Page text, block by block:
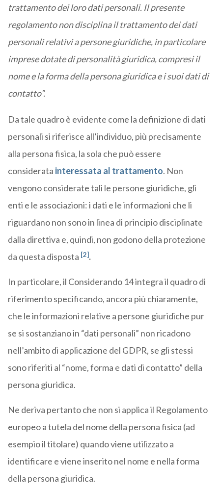
trattamento dei loro dati personali. Il presente
regolamento non disciplina il trattamento dei dati
personali relativi a persone giuridiche, in particolare
imprese dotate di personalità giuridica, compresi il
nome e la forma della persona giuridica e i suoi dati di
contatto”.
Da tale quadro è evidente come la definizione di dati
personali si riferisce all’individuo, più precisamente
alla persona fisica, la sola che può essere
considerata interessata al trattamento. Non
vengono considerate tali le persone giuridiche, gli
enti e le associazioni: i dati e le informazioni che li
riguardano non sono in linea di principio disciplinate
dalla direttiva e, quindi, non godono della protezione
da questa disposta [2].
In particolare, il Considerando 14 integra il quadro di
riferimento specificando, ancora più chiaramente,
che le informazioni relative a persone giuridiche pur
se si sostanziano in “dati personali” non ricadono
nell’ambito di applicazione del GDPR, se gli stessi
sono riferiti al “nome, forma e dati di contatto” della
persona giuridica.
Ne deriva pertanto che non si applica il Regolamento
europeo a tutela del nome della persona fisica (ad
esempio il titolare) quando viene utilizzato a
identificare e viene inserito nel nome e nella forma
della persona giuridica.